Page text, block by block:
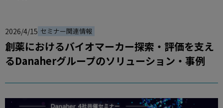
ご購入前のお問い合わせ
修理、不具合、点検、移設等のお問い合わせ
2026/4/15 セミナー関連情報
創薬におけるバイオマーカー探索・評価を支え
るDanaherグループのソリューション・事例